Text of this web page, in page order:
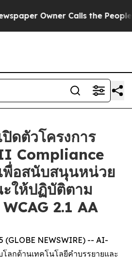
Owner Calls the People
ดตัวโครงการ
Compliance
อสนับสนุนหน่วย
ให้ปฏิบัติตาม
2.1 AA
(GLOBE NEWSWIRE) -- AI-
ลกด้านเทคโนโลยีคำบรรยายและ